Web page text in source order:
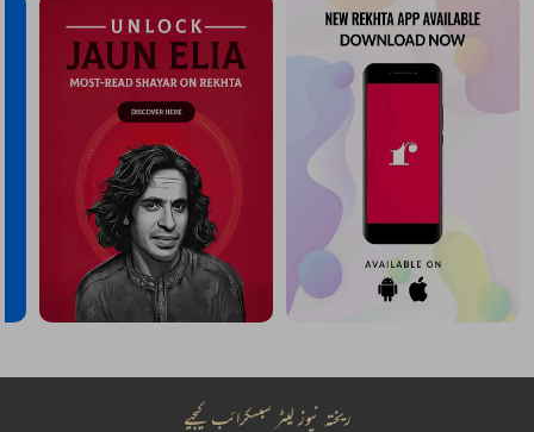
ریختہ نیوز لیٹر سبسکرائب کیجیے